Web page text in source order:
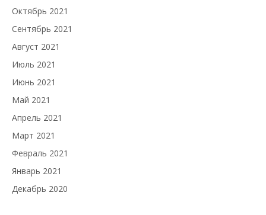
Октябрь 2021
Сентябрь 2021
Август 2021
Июль 2021
Июнь 2021
Май 2021
Апрель 2021
Март 2021
Февраль 2021
Январь 2021
Декабрь 2020